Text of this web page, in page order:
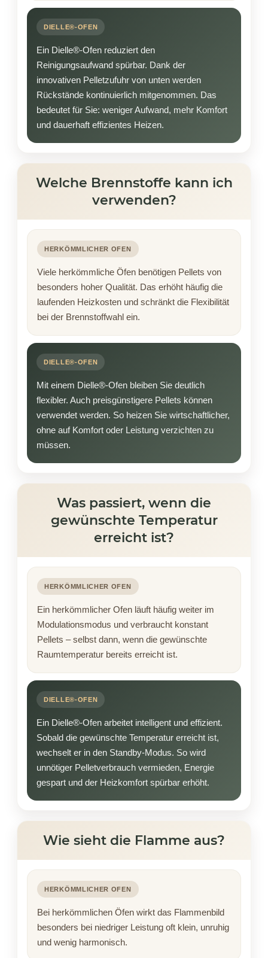
DIELLE®-OFEN
Ein Dielle®-Ofen reduziert den
Reinigungsaufwand spürbar. Dank der
innovativen Pelletzufuhr von unten werden
Rückstände kontinuierlich mitgenommen. Das
bedeutet für Sie: weniger Aufwand, mehr Komfort
und dauerhaft effizientes Heizen.
Welche Brennstoffe kann ich
verwenden?
HERKÖMMLICHER OFEN
Viele herkömmliche Öfen benötigen Pellets von
besonders hoher Qualität. Das erhöht häufig die
laufenden Heizkosten und schränkt die Flexibilität
bei der Brennstoffwahl ein.
DIELLE®-OFEN
Mit einem Dielle®-Ofen bleiben Sie deutlich
flexibler. Auch preisgünstigere Pellets können
verwendet werden. So heizen Sie wirtschaftlicher,
ohne auf Komfort oder Leistung verzichten zu
müssen.
Was passiert, wenn die
gewünschte Temperatur
erreicht ist?
HERKÖMMLICHER OFEN
Ein herkömmlicher Ofen läuft häufig weiter im
Modulationsmodus und verbraucht konstant
Pellets – selbst dann, wenn die gewünschte
Raumtemperatur bereits erreicht ist.
DIELLE®-OFEN
Ein Dielle®-Ofen arbeitet intelligent und effizient.
Sobald die gewünschte Temperatur erreicht ist,
wechselt er in den Standby-Modus. So wird
unnötiger Pelletverbrauch vermieden, Energie
gespart und der Heizkomfort spürbar erhöht.
Wie sieht die Flamme aus?
HERKÖMMLICHER OFEN
Bei herkömmlichen Öfen wirkt das Flammenbild
besonders bei niedriger Leistung oft klein, unruhig
und wenig harmonisch.